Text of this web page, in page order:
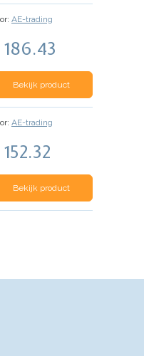
AE-trading
Bekijk product
AE-trading
Bekijk product